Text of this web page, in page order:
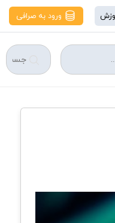
ورود به صرافی